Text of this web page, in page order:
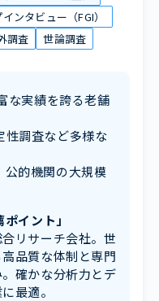
ンタビュー（FGI）
調査
世論調査
な実績を誇る老舗
性調査など多様な
公的機関の大規模
イント」
リサーチ会社。世
品質な体制と専門
確かな分析力とデ
最適。